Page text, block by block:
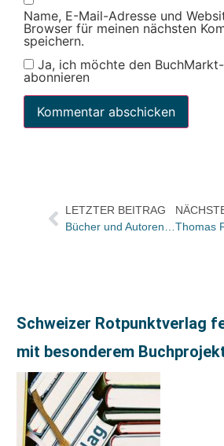
Name, E-Mail-Adresse und
Browser für meinen nächsten
speichern.
Ja, ich möchte den
abonnieren
LETZTER BEITRAG
Schweizer Rotpunktverlag
mit besonderem